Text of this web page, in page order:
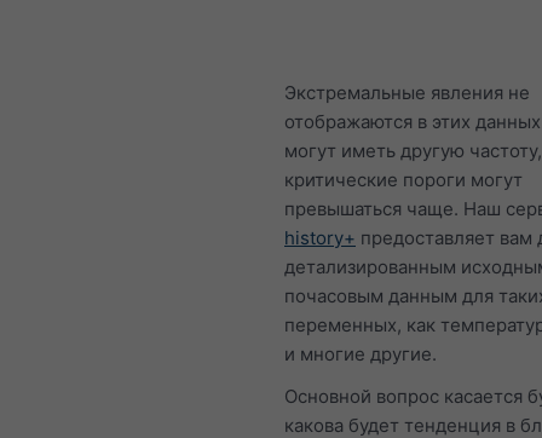
Экстремальные явления не
отображаются в этих
могут иметь другую
критические пороги могут
превышаться чаще. Наш
history+ предоставляет вам
детализированным
почасовым данным для
переменных, как
и многие другие.
Основной вопрос касается
какова будет тенденция в